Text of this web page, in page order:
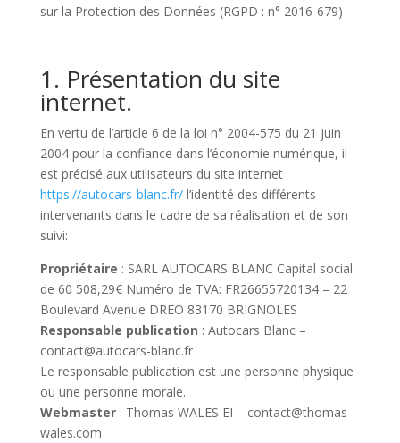
sur la Protection des Données (RGPD : n° 2016-679)
1. Présentation du site
internet.
En vertu de l’article 6 de la loi n° 2004-575 du 21 juin
2004 pour la confiance dans l’économie numérique, il
est précisé aux utilisateurs du site internet
https://autocars-blanc.fr/l’identité des différents
intervenants dans le cadre de sa réalisation et de son
suivi:
Propriétaire : SARL AUTOCARS BLANC Capital social
de 60 508,29€ Numéro de TVA: FR26655720134 – 22
Boulevard Avenue DREO 83170 BRIGNOLES
Responsable publication : Autocars Blanc –
contact@autocars-blanc.fr
Le responsable publication est une personne physique
ou une personne morale.
Webmaster: Thomas WALES EI – contact@thomas-
wales.com